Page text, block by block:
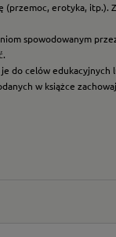
erotyka,
spowodowanym
do celów
w książce